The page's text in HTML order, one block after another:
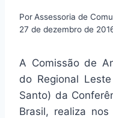
PorAssessoria de
27 de dezembro de
A Comissão de
do Regional
Santo) da
Brasil, realiza